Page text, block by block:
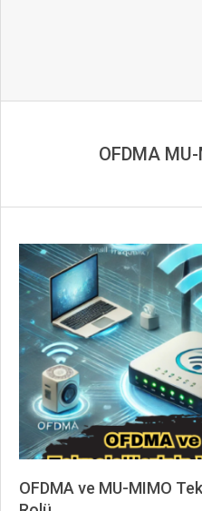
OFDMA
OFDMA ve MU-MIMO